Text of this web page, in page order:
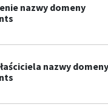
nazwy domeny
nazwy domeny